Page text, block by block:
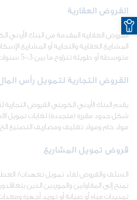
القروض العقارية
القروض العقارية المقدمة من البنك
المشاريع العقارية والتجارية أو المشاريع
متوسطة أو طويلة تتراوح ما بين 3-5 سنوات.
القروض التجارية لتمويل رأس
يقدم البنك الأردني الكويتي القروض
شكل حدود مقررة (متجددة) لغايات تمويل
مواد خام ومواد تغليف ومصاريف التصنيع
قروض تمويل المشاريع
السلف والقروض لقاء تمويل تعهدات/
تمنح إلى المقاولين والموردين الذين
تمديدات مياه أو صيانة أو توريد أجهزة